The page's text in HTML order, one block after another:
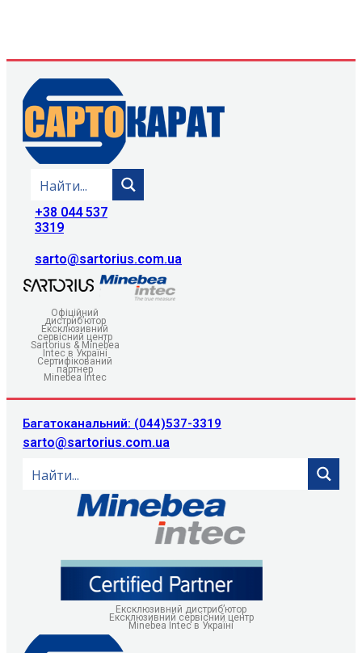
+38 044 537
3319
sarto@sartorius.com.ua
Офіційний
дистриб’ютор
Ексклюзивний
сервісний центр
Sartorius & Minebea
Intec в Україні
Сертифікований
партнер
Minebea Intec
Багатоканальний: (044)537-3319
sarto@sartorius.com.ua
Ексклюзивний дистриб’ютор
Ексклюзивний сервісний центр
Minebea Intec в Україні